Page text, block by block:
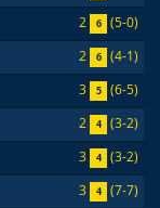
2 6
(5-0)
2 6
(4-1)
3 5
(6-5)
2 4
(3-2)
3 4
(3-2)
3 4 (7-7)